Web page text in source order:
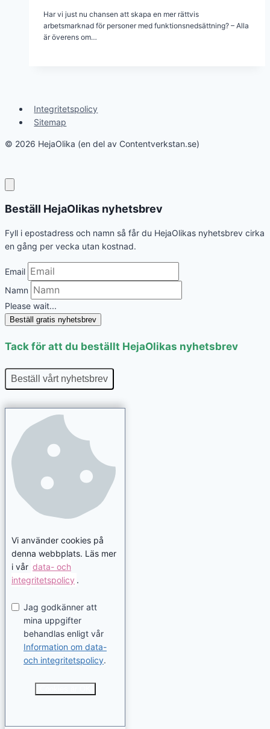
Har vi just nu chansen att skapa en mer rättvis
arbetsmarknad för personer med funktionsnedsättning? – Alla
är överens om…
Integritetspolicy
Sitemap
© 2026 HejaOlika (en del av Contentverkstan.se)
Beställ HejaOlikas nyhetsbrev
Fyll i epostadress och namn så får du HejaOlikas nyhetsbrev cirka
en gång per vecka utan kostnad.
Email
Namn
Please wait...
Beställ gratis nyhetsbrev
Tack för att du beställt HejaOlikas nyhetsbrev
Beställ vårt nyhetsbrev
Vi använder cookies på
denna webbplats. Läs mer
i vår data- och
integritetspolicy .
Jag godkänner att
mina uppgifter
behandlas enligt vår
Information om data-
och integritetspolicy.